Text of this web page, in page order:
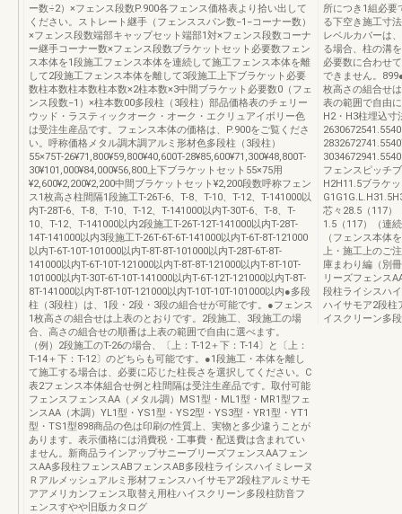
ー数÷2）×フェンス段数P.900各フェンス価格表より拾い出して
ください。ストレート継手（フェンススパン数−1−コーナー数）
×フェンス段数端部キャップセット端部1対×フェンス段数コーナ
ー継手コーナー数×フェンス段数ブラケットセット必要数フェン
ス本体を1段施工フェンス本体を連続して施工フェンス本体を離
して2段施工フェンス本体を離して3段施工上下ブラケット必要
数柱本数柱本数柱本数×2柱本数×3中間ブラケット必要数0（フェ
ンス段数−1）×柱本数00多段柱（3段柱）部品価格表のチェリー
ウッド・ラスティックオーク・オーク・エクリュアイボリー色
は受注生産品です。フェンス本体の価格は、P.900をご覧くださ
い。呼称価格メタル調木調アルミ形材色多段柱（3段柱）
55×75T-26¥71,800¥59,800¥40,600T-28¥85,600¥71,300¥48,800T-
30¥101,000¥84,000¥56,800上下ブラケットセット55×75用
¥2,600¥2,200¥2,200中間ブラケットセット¥2,200段数呼称フェン
ス1枚高さ柱間隔1段施工T-26T-6、T-8、T-10、T-12、T-141000以
内T-28T-6、T-8、T-10、T-12、T-141000以内T-30T-6、T-8、T-
10、T-12、T-141000以内2段施工T-26T-12T-141000以内T-28T-
14T-141000以内3段施工T-26T-6T-6T-141000以内T-6T-8T-121000
以内T-6T-10T-101000以内T-8T-8T-101000以内T-28T-6T-8T-
141000以内T-6T-10T-121000以内T-8T-8T-121000以内T-8T-10T-
101000以内T-30T-6T-10T-141000以内T-6T-12T-121000以内T-8T-
8T-141000以内T-8T-10T-121000以内T-10T-10T-101000以内●多段
柱（3段柱）は、1段・2段・3段の組合せが可能です。●フェンス
1枚高さの組合せは上表のとおりです。2段施工、3段施工の場
合、高さの組合せの順番は上表の範囲で自由に選べます。
（例）2段施工のT-26の場合、〔上：T-12＋下：T-14〕と〔上：
T-14＋下：T-12〕のどちらも可能です。●1段施工・本体を離し
て施工する場合は、必要に応じた柱長さを選択してください。C
表2フェンス本体組合せ例と柱間隔は受注生産品です。取付可能
フェンスフェンスAA（メタル調）MS1型・ML1型・MR1型フェ
ンスAA（木調）YL1型・YS1型・YS2型・YS3型・YR1型・YT1
型・TS1型898商品の色は印刷の性質上、実物と多少違うことが
あります。表示価格には消費税・工事費・配送費は含まれてい
ません。新商品ラインアップサニーブリーズフェンスAAフェン
スAA多段柱フェンスABフェンスAB多段柱ライシスハイミレーヌ
Ｒアルメッシュアルミ形材フェンスハイサモア2段柱アルミサモ
アアメリカンフェンス取替え用柱ハイスクリーン多段柱防音フ
ェンスすやや旧版カタログ
所につき1組必要
る下空き施工寸
レベルカバーは
る場合、柱の溝
必要数に合わせ
できません。
枚高さの組合せ
表の範囲で自由
H2・H3柱埋込寸
フェンスピッチ
H2H11.5ブラケ
芯々28.5（117）
1.5（117）（連
（フェンス本体
上・施工上のご
庫まわり編（別
リーズフェンス
段柱ライシスハ
ハイサモア2段柱
イスクリーン多